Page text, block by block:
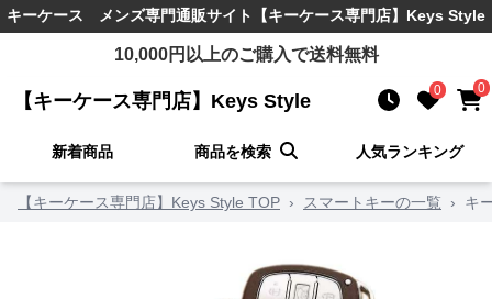
キーケース メンズ専門通販サイト 【キーケース専門店】Keys Style
10,000円以上のご購入で送料無料
【キーケース専門店】Keys Style 0 0
新着商品 商品を検索 人気ランキング
【キーケース専門店】Keys Style TOP › スマートキーの一覧 › キ